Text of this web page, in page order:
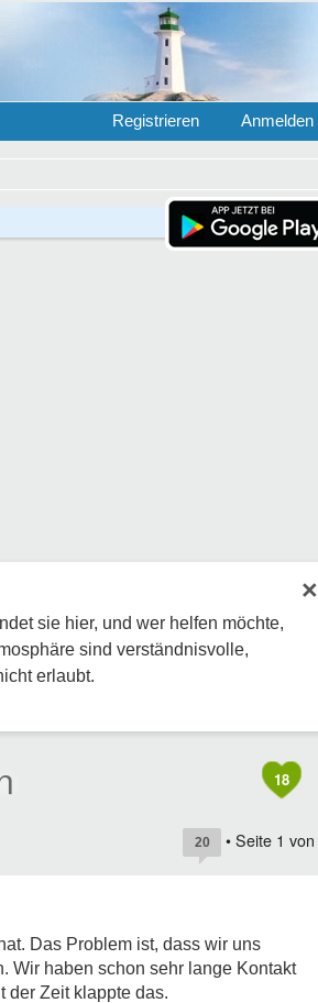
Anmelden
Registrieren
×
sie hier, und wer helfen möchte,
sind verständnisvolle,
erlaubt.
18
20 • Seite 1 von
Das Problem ist, dass wir uns
Wir haben schon sehr lange Kontakt
der Zeit klappte das.